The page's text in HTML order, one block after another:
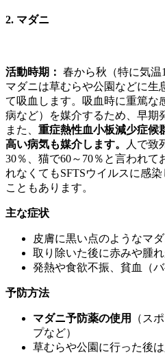
2. マダニ
活動時期： 春から秋（特に気温
マダニは草むらや公園などに生
て吸血します。吸血時に重篤な
病など）を媒介するため、早期
また、 重症熱性血小板減少症候
高い病気も媒介します。
人で致
30％、猫で60～70％と言われて
れなくてもSFTSウイルスに感
こともあります。
主な症状
皮膚に黒い点のようなマ
取り除いた後に赤みや腫
発熱や食欲不振、貧血（
予防方法
マダニ予防薬の使用
（ス
プなど）
草むらや公園に行った後